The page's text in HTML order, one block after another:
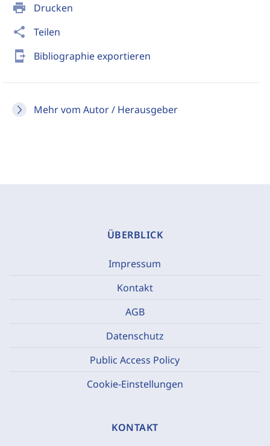
print Drucken
share Teilen
send_to_mobile Bibliographie exportieren
Mehr vom Autor / Herausgeber
ÜBERBLICK
Impressum
Kontakt
AGB
Datenschutz
Public Access Policy
Cookie-Einstellungen
KONTAKT